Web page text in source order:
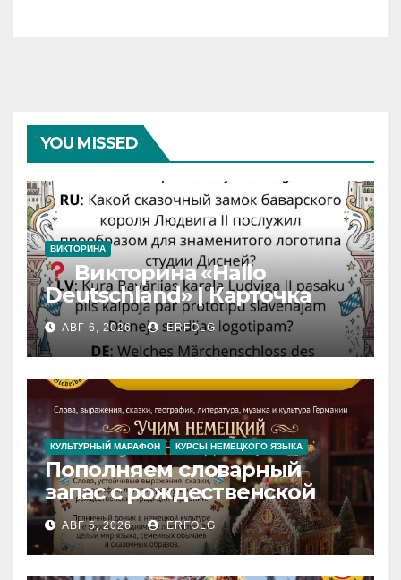
YOU MISSED
ВИКТОРИНА
Викторина «Hallo
Deutschland» | Карточка
№46
Замок вдохновения
Iedvesmas pils / Schloss der
Inspiration
АВГ 6, 2026 ERFOLG
КУЛЬТУРНЫЙ МАРАФОН КУРСЫ НЕМЕЦКОГО ЯЗЫКА
Пополняем словарный
запас с рождественской
сказкой! Учим немецкий
вместе с Lebkuchenhaus
АВГ 5, 2026 ERFOLG